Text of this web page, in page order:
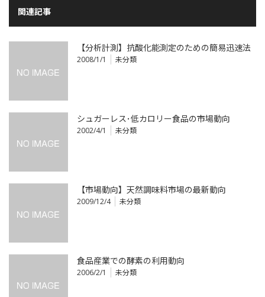
関連記事
【分析計測】抗酸化能測定のための簡易迅速法
2008/1/1 未分類
シュガーレス･低カロリー食品の市場動向
2002/4/1 未分類
【市場動向】天然調味料市場の最新動向
2009/12/4 未分類
食品産業での酵素の利用動向
2006/2/1 未分類